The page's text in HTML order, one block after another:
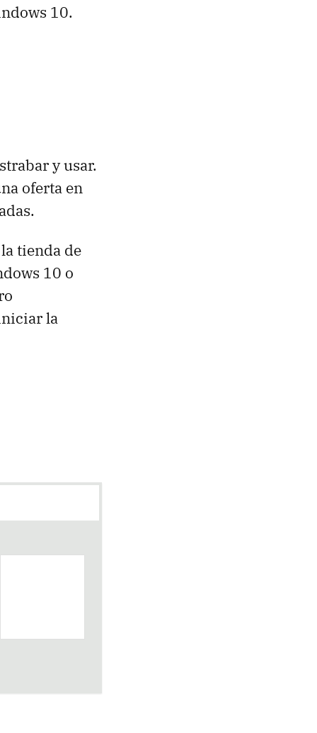
10.
y usar.
oferta en
tienda de
10 o
la